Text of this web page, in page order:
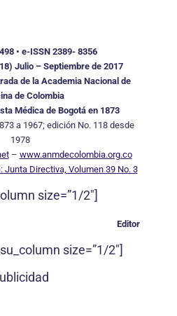
• e-ISSN 2389- 8356
Julio – Septiembre de 2017
de la Academia Nacional de
de Colombia
Médica de Bogotá en 1873
a 1967; edición No. 118 desde
1978
– www.anmdecolombia.org.co
Junta Directiva, Volumen 39 No. 3
size=”1/2″]
Editor
size=”1/2″]